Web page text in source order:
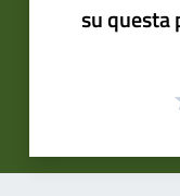
su questa